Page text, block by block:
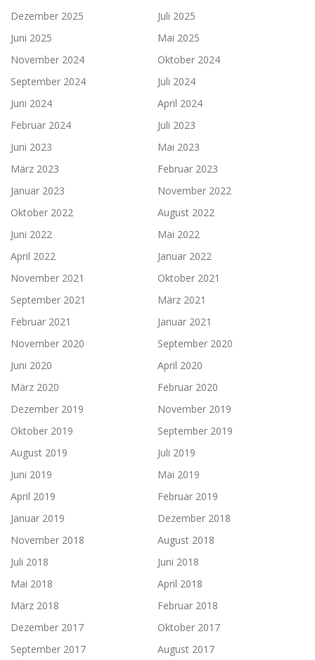
Dezember 2025
Juli 2025
Juni 2025
Mai 2025
November 2024
Oktober 2024
September 2024
Juli 2024
Juni 2024
April 2024
Februar 2024
Juli 2023
Juni 2023
Mai 2023
März 2023
Februar 2023
Januar 2023
November 2022
Oktober 2022
August 2022
Juni 2022
Mai 2022
April 2022
Januar 2022
November 2021
Oktober 2021
September 2021
März 2021
Februar 2021
Januar 2021
November 2020
September 2020
Juni 2020
April 2020
März 2020
Februar 2020
Dezember 2019
November 2019
Oktober 2019
September 2019
August 2019
Juli 2019
Juni 2019
Mai 2019
April 2019
Februar 2019
Januar 2019
Dezember 2018
November 2018
August 2018
Juli 2018
Juni 2018
Mai 2018
April 2018
März 2018
Februar 2018
Dezember 2017
Oktober 2017
September 2017
August 2017